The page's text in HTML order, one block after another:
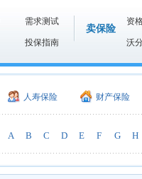
需求测试
投保指南
卖保险
资
沃
人寿保险 财产保险
A B C D E F G H